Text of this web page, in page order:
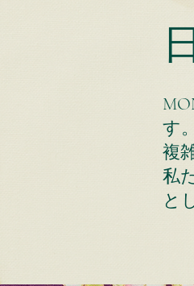
す。
複
私
と